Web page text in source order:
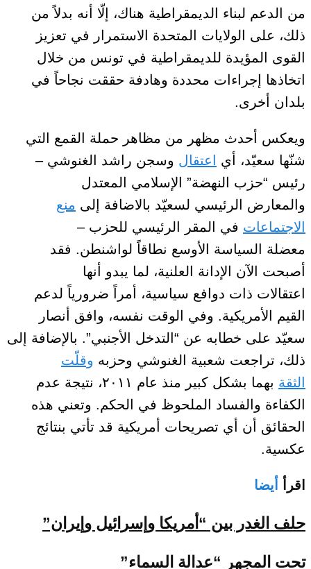
من الدعم لبناء الديمقراطية هناك، إلّا أنه بدلاً من
ذلك، على الولايات المتحدة الاستمرار في تعزيز
القوى المؤيدة للديمقراطية في تونس من خلال
اتخاذها إجراءات محددة وهادفة حققت نجاحاً في
بلدان أخرى.
ويعكس أحدث مظهر من مظاهر حملة القمع التي
شنّها سعيّد، أي
اعتقال وسجن راشد الغنوشي –
رئيس “حزب النهضة” الإسلامي المعتدل
والمعارض الرئيسي لسعيّد بالاضافة إلى منع
الاجتماعات في المقر الرئيسي للحزب –
معضلة
السياسة الأوسع نطاقاً لواشنطن. فقد
أصبحت الآن الإدانة العلنية، لما يبدو أنها
اعتقالات ذات دوافع سياسية، أمراً ضرورياً لدعم
القيم الأمريكية. وفي الوقت نفسه، وافق
أنصار
سعيّد على خطابه عن “التدخل الأجنبي”. بالإضافة إلى
ذلك، تراجعت شعبية الغنوشي وحزبه وقلّت
الثقة
بهما بشكل كبير منذ عام ٢٠١١، نتيجة عدم
الكفاءة والفساد
الملحوظ في الحكم. وتعني هذه
الحقائق أن أي تصريحات أمريكية قد تأتي بنتائج
عكسية.
اقرأ أيضا
حلف الغدر بين “أمريكا وإسرائيل وإيران”
تحت المجهر “عدالة السماء”